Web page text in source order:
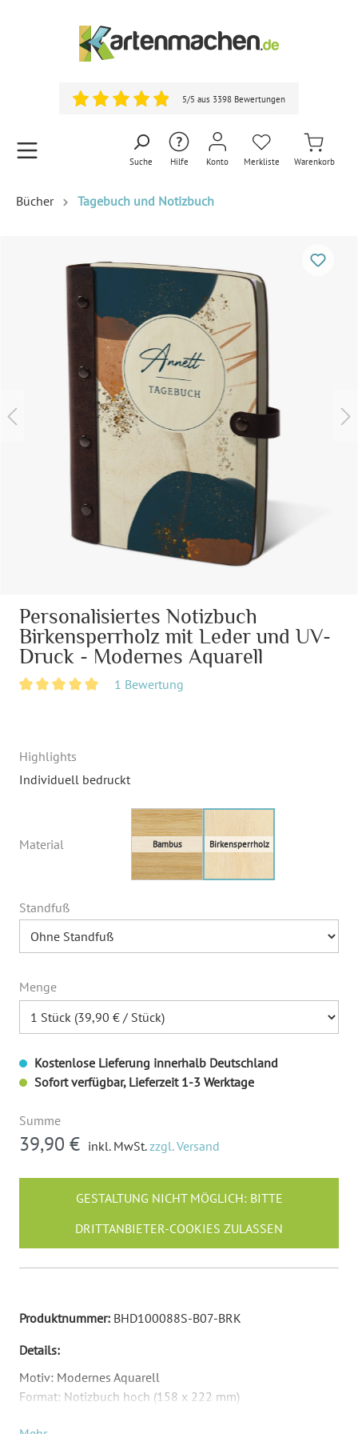
5/5 aus 3398 Bewertungen
Suche Hilfe Konto Merkliste Warenkorb
Bücher Tagebuch und Notizbuch
Personalisiertes Notizbuch
Birkensperrholz mit Leder und UV-
Druck - Modernes Aquarell
1 Bewertung
Highlights
Individuell bedruckt
Material
Standfuß
Menge
Kostenlose Lieferung innerhalb Deutschland
Sofort verfügbar, Lieferzeit 1-3 Werktage
Summe
39,90 € inkl. MwSt.zzgl. Versand
GESTALTUNG NICHT MÖGLICH: BITTE
DRITTANBIETER-COOKIES ZULASSEN
Produktnummer: BHD100088S-B07-BRK
Details:
Motiv: Modernes Aquarell
Format: Notizbuch hoch (158 x 222 mm)